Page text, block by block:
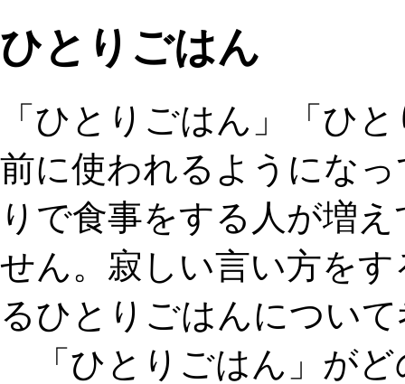
ひとりごはん
「ひとりごはん」「ひ
前に使われるようにな
りで食事をする人が増
せん。寂しい言い方をす
るひとりごはんについ
「ひとりごはん」がど